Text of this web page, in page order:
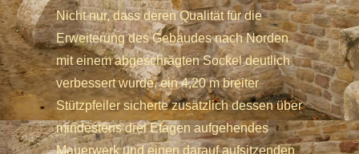
Nicht nur, dass deren Qualität für die
Erweiterung des Gebäudes nach Norden
mit einem abgeschrägten Sockel deutlich
verbessert wurde, ein 4,20 m breiter
Stützpfeiler sicherte zusätzlich dessen über
mindestens drei Etagen aufgehendes
Mauerwerk und einen darauf aufsitzenden